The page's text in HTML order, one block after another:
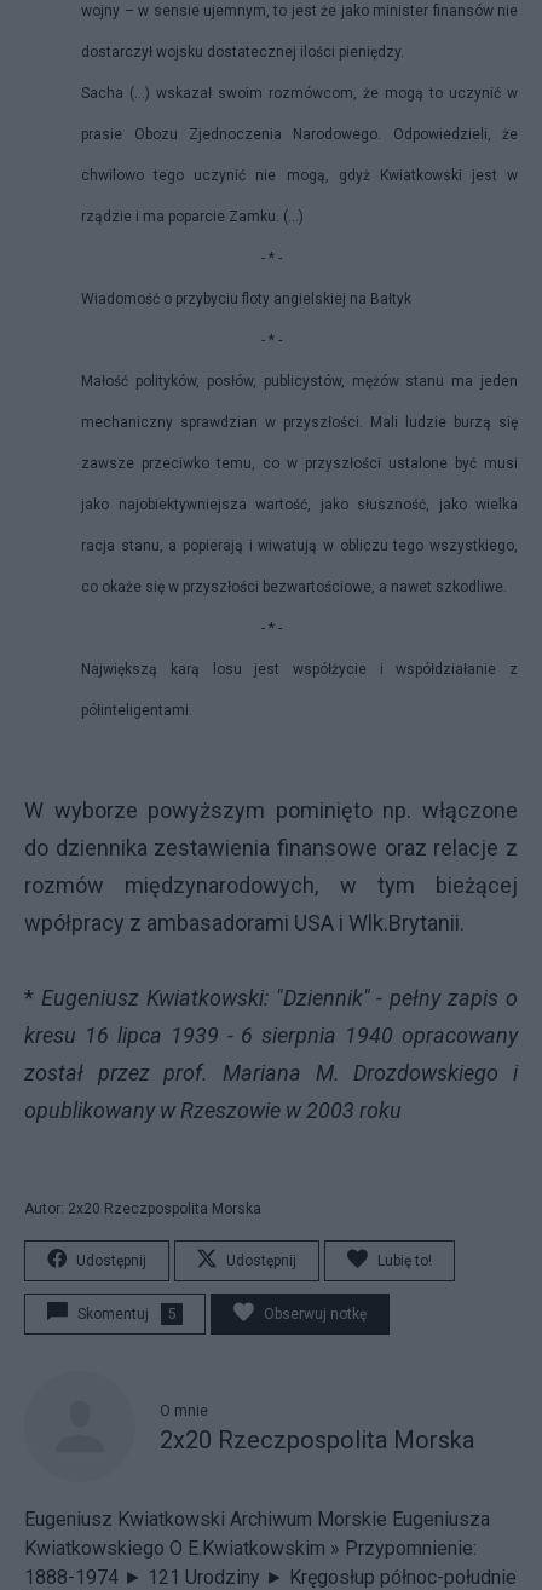
wojny – w sensie ujemnym, to jest że jako minister finansów nie
dostarczył wojsku dostatecznej ilości pieniędzy.
Sacha (…) wskazał swoim rozmówcom, że mogą to uczynić w
prasie Obozu Zjednoczenia Narodowego. Odpowiedzieli, że
chwilowo tego uczynić nie mogą, gdyż Kwiatkowski jest w
rządzie i ma poparcie Zamku. (…)
- * -
Wiadomość o przybyciu floty angielskiej na Bałtyk
- * -
Małość polityków, posłów, publicystów, mężów stanu ma jeden
mechaniczny sprawdzian w przyszłości. Mali ludzie burzą się
zawsze przeciwko temu, co w przyszłości ustalone być musi
jako najobiektywniejsza wartość, jako słuszność, jako wielka
racja stanu, a popierają i wiwatują w obliczu tego wszystkiego,
co okaże się w przyszłości bezwartościowe, a nawet szkodliwe.
- * -
Największą karą losu jest współżycie i współdziałanie z
półinteligentami.
W wyborze powyższym pominięto np. włączone
do dziennika zestawienia finansowe oraz relacje z
rozmów międzynarodowych, w tym bieżącej
wpółpracy z ambasadorami USA i Wlk.Brytanii.
* Eugeniusz Kwiatkowski: "Dziennik" - pełny zapis o
kresu 16 lipca 1939 - 6 sierpnia 1940 opracowany
został przez prof. Mariana M. Drozdowskiego i
opublikowany w Rzeszowie w 2003 roku
Autor: 2x20 Rzeczpospolita Morska
Udostępnij Udostępnij Lubię to!
Skomentuj 5 Obserwuj notkę
O mnie
2x20 Rzeczpospolita Morska
Eugeniusz Kwiatkowski Archiwum Morskie Eugeniusza
Kwiatkowskiego O E.Kwiatkowskim » Przypomnienie:
1888-1974 ► 121 Urodziny ► Kręgosłup północ-południe